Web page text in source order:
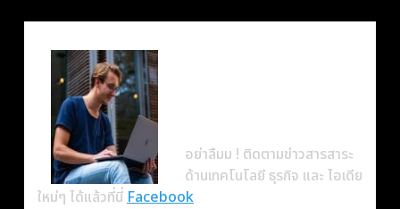
อย่าลืมม ! ติดตามข่าวสารสาระ
ด้านเทคโนโลยี ธุรกิจ และ ไอเดีย
ใหม่ๆ ได้แล้วที่นี่Facebook